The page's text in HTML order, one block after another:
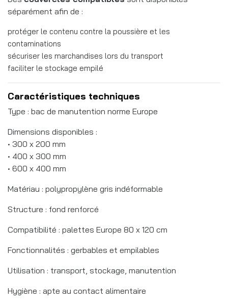
séparément afin de :
protéger le contenu contre la poussière et les
contaminations
sécuriser les marchandises lors du transport
faciliter le stockage empilé
Caractéristiques techniques
Type : bac de manutention norme Europe
Dimensions disponibles :
• 300 x 200 mm
• 400 x 300 mm
• 600 x 400 mm
Matériau : polypropylène gris indéformable
Structure : fond renforcé
Compatibilité : palettes Europe 80 x 120 cm
Fonctionnalités : gerbables et empilables
Utilisation : transport, stockage, manutention
Hygiène : apte au contact alimentaire